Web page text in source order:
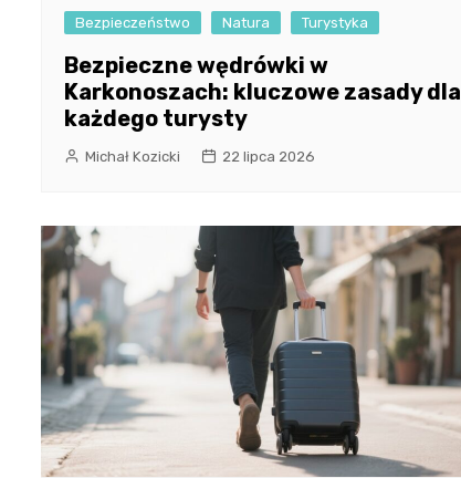
Bezpieczeństwo Natura Turystyka
Bezpieczne wędrówki w
Karkonoszach: kluczowe zasady dla
każdego turysty
Michał Kozicki 22 lipca 2026